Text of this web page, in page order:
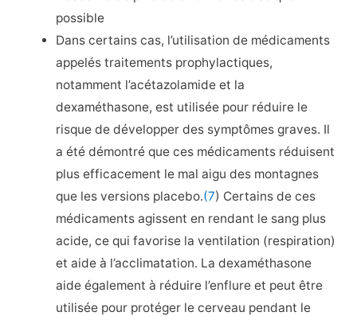
possible
Dans certains cas, l’utilisation de médicaments
appelés traitements prophylactiques,
notamment l’acétazolamide et la
dexaméthasone, est utilisée pour réduire le
risque de développer des symptômes graves. Il
a été démontré que ces médicaments réduisent
plus efficacement le mal aigu des montagnes
que les versions placebo.(7) Certains de ces
médicaments agissent en rendant le sang plus
acide, ce qui favorise la ventilation (respiration)
et aide à l’acclimatation. La dexaméthasone
aide également à réduire l’enflure et peut être
utilisée pour protéger le cerveau pendant le